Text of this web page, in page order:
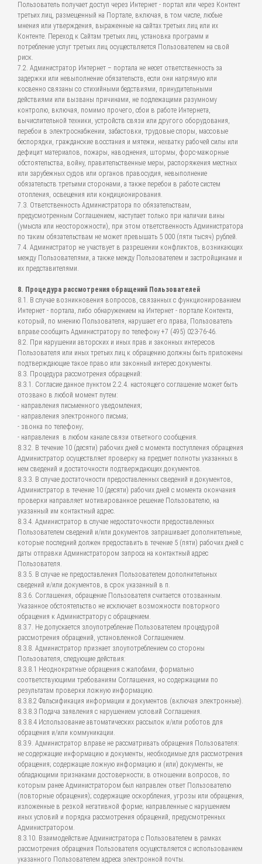
Пользователь получает доступ через Интернет - портал или через Контент
третьих лиц, размещенный на Портале, включая, в том числе, любые
мнения или утверждения, выраженные на сайтах третьих лиц или их
Контенте. Переход к Сайтам третьих лиц, установка программ и
потребление услуг третьих лиц осуществляется Пользователем на свой
риск.
7.2. Администратор Интернет – портала не несет ответственность за
задержки или невыполнение обязательств, если они напрямую или
косвенно связаны со стихийными бедствиями, принудительными
действиями или вызваны причинами, не подлежащими разумному
контролю, включая, помимо прочего, сбои в работе Интернета,
вычислительной техники, устройств связи или другого оборудования,
перебои в электроснабжении, забастовки, трудовые споры, массовые
беспорядки, гражданские восстания и мятежи, нехватку рабочей силы или
дефицит материалов, пожары, наводнения, штормы, форс-мажорные
обстоятельства, войну, правительственные меры, распоряжения местных
или зарубежных судов или органов правосудия, невыполнение
обязательств третьими сторонами, а также перебои в работе систем
отопления, освещения или кондиционирования.
7.3. Ответственность Администратора по обязательствам,
предусмотренным Соглашением, наступает только при наличии вины
(умысла или неосторожности), при этом ответственность Администратора
по таким обязательствам не может превышать 5 000 (пяти тысяч) рублей.
7.4. Администратор не участвует в разрешении конфликтов, возникающих
между Пользователями, а также между Пользователем и застройщиками и
их представителями.
8. Процедура рассмотрения обращений Пользователей
8.1. В случае возникновения вопросов, связанных с функционированием
Интернет - портала, либо обнаружением на Интернет - портале Контента,
который, по мнению Пользователя, нарушает его права, Пользователь
вправе сообщить Администратору по телефону +7 (495) 023-76-46.
8.2. При нарушении авторских и иных прав и законных интересов
Пользователя или иных третьих лиц к обращению должны быть приложены
подтверждающие такое право или законный интерес документы.
8.3. Процедура рассмотрения обращений:
8.3.1. Согласие данное пунктом 2.2.4. настоящего соглашение может быть
отозвано в любой момент путем:
- направления письменного уведомления;
- направления электронного письма;
- звонка по телефону;
- направления в любом канале связи ответного сообщения.
8.3.2. В течение 10 (десяти) рабочих дней с момента поступления обращения
Администратор осуществляет проверку на предмет полноты указанных в
нем сведений и достаточности подтверждающих документов.
8.3.3. В случае достаточности предоставленных сведений и документов,
Администратор в течение 10 (десяти) рабочих дней с момента окончания
проверки направляет мотивированное решение Пользователю, на
указанный им контактный адрес.
8.3.4. Администратор в случае недостаточности предоставленных
Пользователем сведений и/или документов запрашивает дополнительные,
которые последний должен предоставить в течение 5 (пяти) рабочих дней с
даты отправки Администратором запроса на контактный адрес
Пользователя.
8.3.5. В случае не предоставления Пользователем дополнительных
сведений и/или документов, в срок указанный в п.
8.3.6. Соглашения, обращение Пользователя считается отозванным.
Указанное обстоятельство не исключает возможности повторного
обращения к Администратору с обращением.
8.3.7. Не допускается злоупотребление Пользователем процедурой
рассмотрения обращений, установленной Соглашением.
8.3.8. Администратор признает злоупотреблением со стороны
Пользователя, следующие действия:
8.3.8.1 Неоднократные обращения с жалобами, формально
соответствующими требованиям Соглашения, но содержащими по
результатам проверки ложную информацию.
8.3.8.2 Фальсификация информации и документов (включая электронные).
8.3.8.3 Подача заявления с нарушением условий Соглашения.
8.3.8.4 Использование автоматических рассылок и/или роботов для
обращения и/или коммуникации.
8.3.9. Администратор вправе не рассматривать обращения Пользователя:
не содержащие информацию и документы, необходимые для рассмотрения
обращения; содержащие ложную информацию и (или) документы, не
обладающими признаками достоверности; в отношении вопросов, по
которым ранее Администратором был направлен ответ Пользователю
(повторные обращения); содержащие оскорбления, угрозы или обращения,
изложенные в резкой негативной форме; направленные с нарушением
иных условий и порядка рассмотрения обращений, предусмотренных
Администратором.
8.3.10. Взаимодействие Администратора с Пользователем в рамках
рассмотрения обращения Пользователя осуществляется с использованием
указанного Пользователем адреса электронной почты.